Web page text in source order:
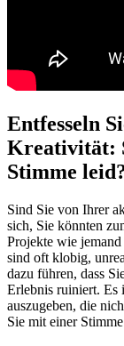
Entfesseln
Kreativität:
Stimme
Sind Sie von Ihrer
sich, Sie könnten
Projekte wie
sind oft klobig,
dazu führen, dass
Erlebnis ruiniert. Es
auszugeben, die
Sie mit einer